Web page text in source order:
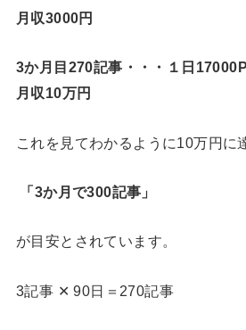
月収3000円
3か月目270記事・・・１日
月収10万円
これを見てわかるように10万円に
「3か月で300記事」
が目安とされています。
3記事 ✕ 90日＝270記事